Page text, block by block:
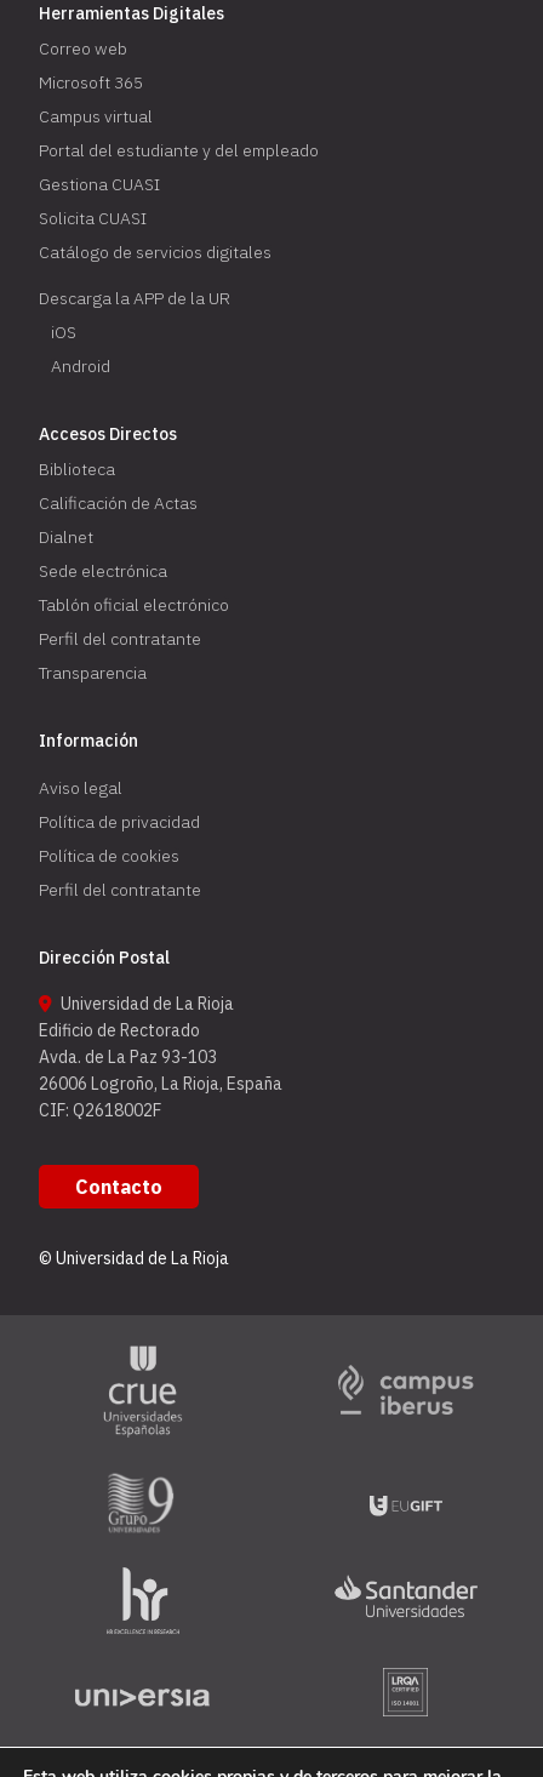
Herramientas Digitales
Correo web
Microsoft 365
Campus virtual
Portal del estudiante y del empleado
Gestiona CUASI
Solicita CUASI
Catálogo de servicios digitales
Descarga la APP de la UR
iOS
Android
Accesos Directos
Biblioteca
Calificación de Actas
Dialnet
Sede electrónica
Tablón oficial electrónico
Perfil del contratante
Transparencia
Información
Aviso legal
Política de privacidad
Política de cookies
Perfil del contratante
Dirección Postal
Universidad de La Rioja
Edificio de Rectorado
Avda. de La Paz 93-103
26006 Logroño, La Rioja, España
CIF: Q2618002F
Contacto
© Universidad de La Rioja